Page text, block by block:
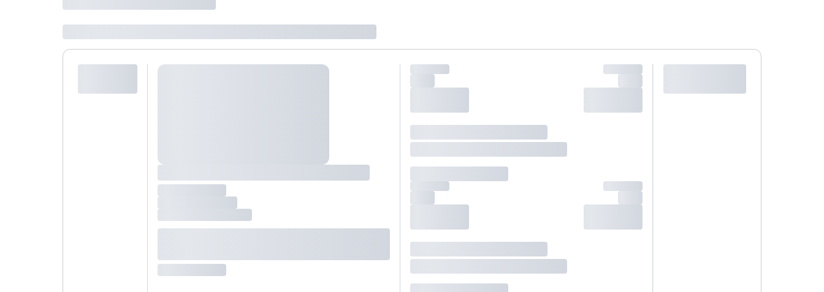
Wybierz jedną z ofert z listy i zarezerwuj ją. Zrób oddzielne rezerwacje dla każdego kolejnego pokoju
lubskontaktuj się z nami,by złożyć zamówienie u naszego doradcy.
Maksymalna liczba uczestników
Jeśli nie możesz dodać kolejnych osób, osiągnąłeś(-aś) maksymalny limit dla 1 pokoju.